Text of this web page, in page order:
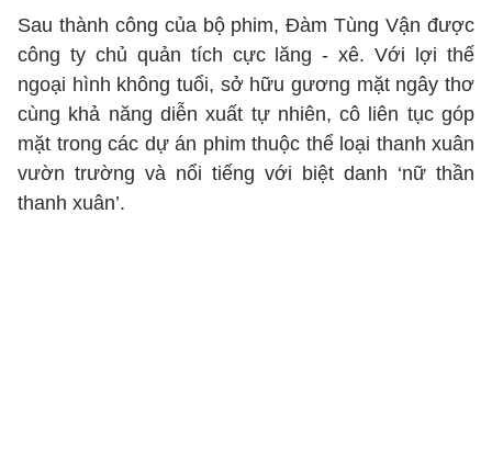
Sau thành công của bộ phim, Đàm Tùng Vận được
công ty chủ quản tích cực lăng - xê. Với lợi thế
ngoại hình không tuổi, sở hữu gương mặt ngây thơ
cùng khả năng diễn xuất tự nhiên, cô liên tục góp
mặt trong các dự án phim thuộc thể loại thanh xuân
vườn trường và nổi tiếng với biệt danh ‘nữ thần
thanh xuân’.